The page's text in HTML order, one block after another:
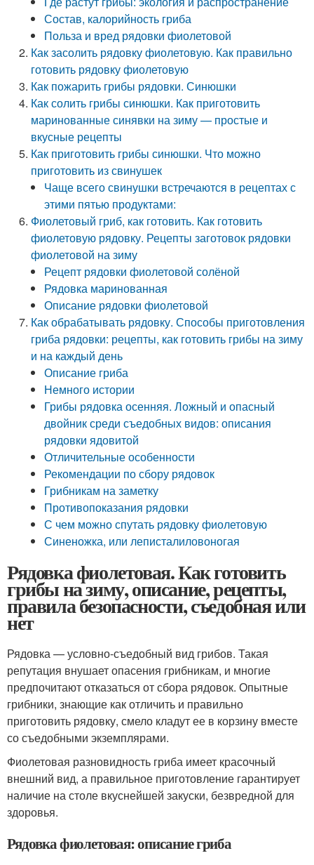
Состав, калорийность гриба
Польза и вред рядовки фиолетовой
Как засолить рядовку фиолетовую. Как правильно
готовить рядовку фиолетовую
Как пожарить грибы рядовки. Синюшки
Как солить грибы синюшки. Как приготовить
маринованные синявки на зиму — простые и
вкусные рецепты
Как приготовить грибы синюшки. Что можно
приготовить из свинушек
Чаще всего свинушки встречаются в рецептах с
этими пятью продуктами:
Фиолетовый гриб, как готовить. Как готовить
фиолетовую рядовку. Рецепты заготовок рядовки
фиолетовой на зиму
Рецепт рядовки фиолетовой солёной
Рядовка маринованная
Описание рядовки фиолетовой
Как обрабатывать рядовку. Способы приготовления
гриба рядовки: рецепты, как готовить грибы на зиму
и на каждый день
Описание гриба
Немного истории
Грибы рядовка осенняя. Ложный и опасный
двойник среди съедобных видов: описания
рядовки ядовитой
Отличительные особенности
Рекомендации по сбору рядовок
Грибникам на заметку
Противопоказания рядовки
С чем можно спутать рядовку фиолетовую
Синеножка, или леписталиловоногая
Рядовка фиолетовая. Как готовить
грибы на зиму, описание, рецепты,
правила безопасности, съедобная или
нет
Рядовка — условно-съедобный вид грибов. Такая
репутация внушает опасения грибникам, и многие
предпочитают отказаться от сбора рядовок. Опытные
грибники, знающие как отличить и правильно
приготовить рядовку, смело кладут ее в корзину вместе
со съедобными экземплярами.
Фиолетовая разновидность гриба имеет красочный
внешний вид, а правильное приготовление гарантирует
наличие на столе вкуснейшей закуски, безвредной для
здоровья.
Рядовка фиолетовая: описание гриба